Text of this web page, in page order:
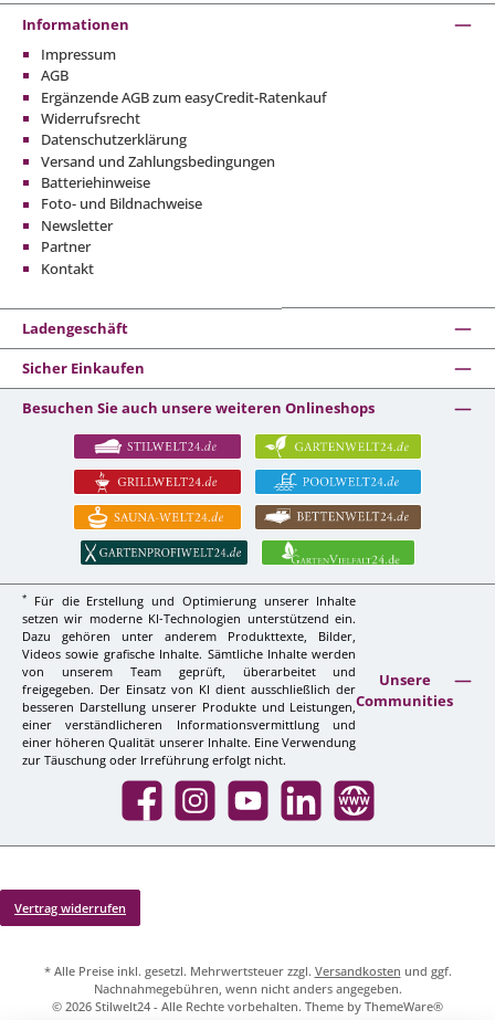
Informationen
Impressum
AGB
Ergänzende AGB zum easyCredit-Ratenkauf
Widerrufsrecht
Datenschutzerklärung
Versand und Zahlungsbedingungen
Batteriehinweise
Foto- und Bildnachweise
Newsletter
Partner
Kontakt
Ladengeschäft
Sicher Einkaufen
Besuchen Sie auch unsere weiteren Onlineshops
*
Für die Erstellung und Optimierung unserer Inhalte
setzen wir moderne KI-Technologien unterstützend ein.
Dazu gehören unter anderem Produkttexte, Bilder,
Videos sowie grafische Inhalte. Sämtliche Inhalte werden
von unserem Team geprüft, überarbeitet und
freigegeben. Der Einsatz von KI dient ausschließlich der
besseren Darstellung unserer Produkte und Leistungen,
einer verständlicheren Informationsvermittlung und
einer höheren Qualität unserer Inhalte. Eine Verwendung
zur Täuschung oder Irreführung erfolgt nicht.
Unsere
Communities
Facebook InstagramYouTube LinkedIn Website
Vertrag widerrufen
* Alle Preise inkl. gesetzl. Mehrwertsteuer zzgl. Versandkosten und ggf.
Nachnahmegebühren, wenn nicht anders angegeben.
© 2026 Stilwelt24 - Alle Rechte vorbehalten. Theme by ThemeWare®